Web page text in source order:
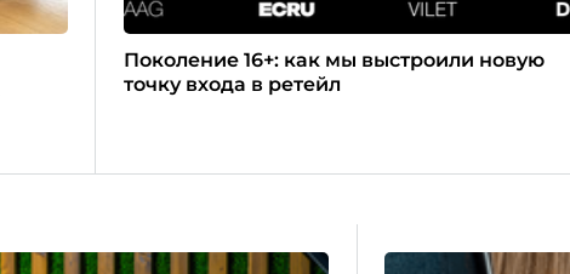
Поколение 16+: как мы выстроили новую
точку входа в ретейл